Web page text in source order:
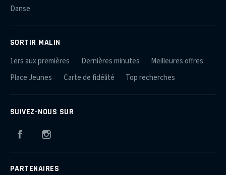
Danse
SORTIR MALIN
1ers aux premières Dernières minutes
Meilleures offres
Place Jeunes
Carte de fidélité Top recherches
SUIVEZ-NOUS SUR
Facebook
PARTENAIRES